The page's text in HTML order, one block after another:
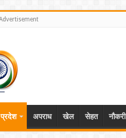
अपराध खेल सेहत नौकरी